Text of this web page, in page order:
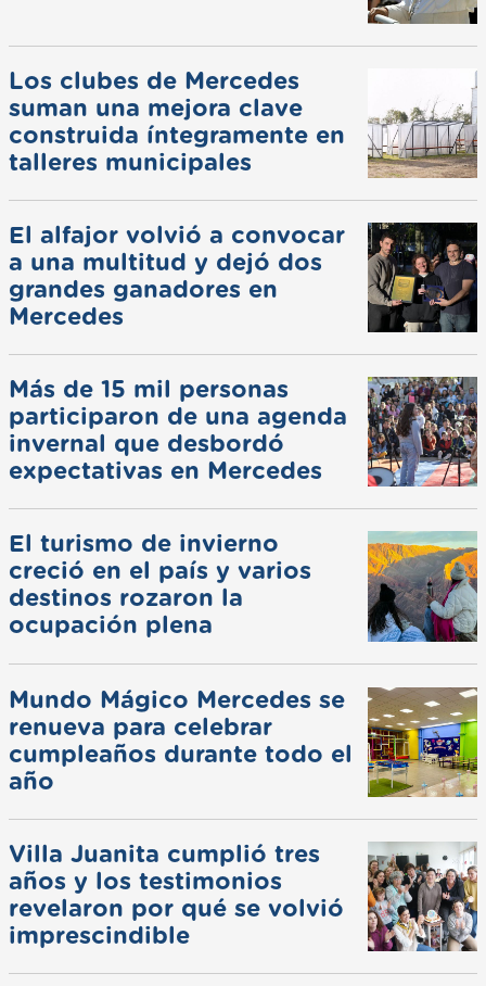
Los clubes de Mercedes
suman una mejora clave
construida íntegramente en
talleres municipales
El alfajor volvió a convocar
a una multitud y dejó dos
grandes ganadores en
Mercedes
Más de 15 mil personas
participaron de una agenda
invernal que desbordó
expectativas en Mercedes
El turismo de invierno
creció en el país y varios
destinos rozaron la
ocupación plena
Mundo Mágico Mercedes se
renueva para celebrar
cumpleaños durante todo el
año
Villa Juanita cumplió tres
años y los testimonios
revelaron por qué se volvió
imprescindible